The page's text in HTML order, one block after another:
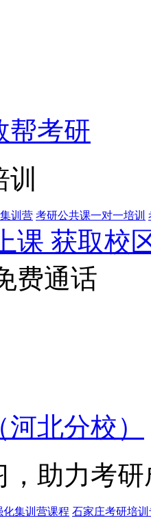
帮考研
训营 考研公共课一对一培训
课 获取校
费通话
北分校）
，助力考研
化集训营课程 石家庄考研培